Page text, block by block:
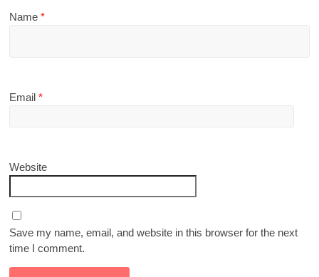
Name*
Email*
Website
Save my name, email, and website in this browser for the next
time I comment.